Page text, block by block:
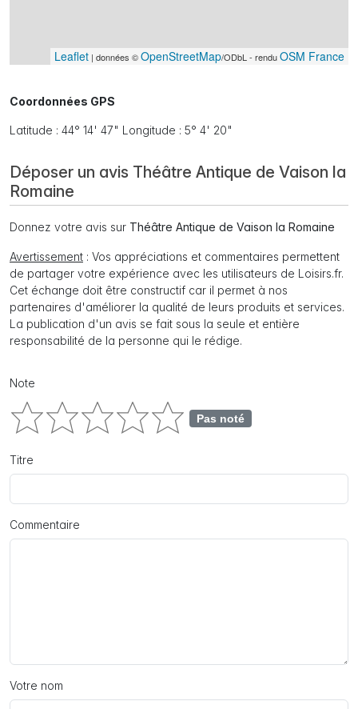
Leaflet | données ©OpenStreetMap/ODbL - renduOSM France
Coordonnées GPS
Latitude : 44° 14' 47" Longitude : 5° 4' 20"
Déposer un avis Théâtre Antique de Vaison la
Romaine
Donnez votre avis sur Théâtre Antique de Vaison la Romaine
Avertissement : Vos appréciations et commentaires permettent
de partager votre expérience avec les utilisateurs de Loisirs.fr.
Cet échange doit être constructif car il permet à nos
partenaires d'améliorer la qualité de leurs produits et services.
La publication d'un avis se fait sous la seule et entière
responsabilité de la personne qui le rédige.
Note
Pas noté
Titre
Commentaire
Votre nom